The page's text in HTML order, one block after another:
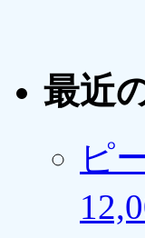
最近
ピ